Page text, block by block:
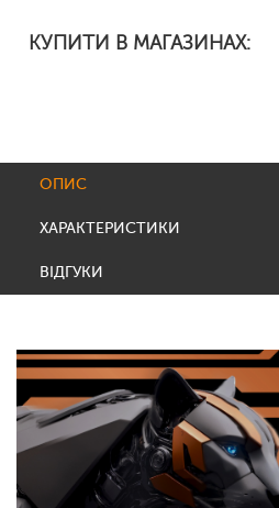
КУПИТИ В МАГАЗИНАХ:
ОПИС
ХАРАКТЕРИСТИКИ
ВІДГУКИ